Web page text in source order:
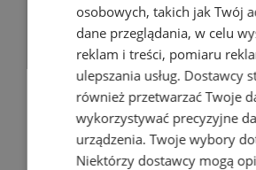
osobowych, takich jak Twój
dane przeglądania, w celu
reklam i treści, pomiaru
ulepszania usług. Dostawcy
również przetwarzać Twoje
wykorzystywać precyzyjne
urządzenia. Twoje wybory
Niektórzy dostawcy mogą